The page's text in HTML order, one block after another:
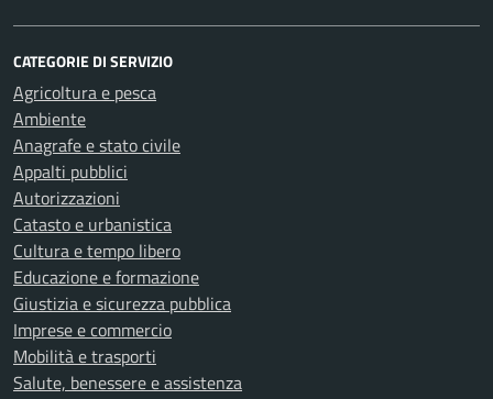
CATEGORIE DI SERVIZIO
Agricoltura e pesca
Ambiente
Anagrafe e stato civile
Appalti pubblici
Autorizzazioni
Catasto e urbanistica
Cultura e tempo libero
Educazione e formazione
Giustizia e sicurezza pubblica
Imprese e commercio
Mobilità e trasporti
Salute, benessere e assistenza